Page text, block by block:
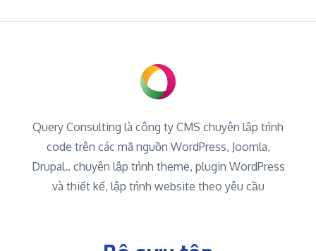
Query Consulting là công ty CMS chuyên lập trình
code trên các mã nguồn WordPress, Joomla,
Drupal.. chuyên lập trình theme, plugin WordPress
và thiết kế, lập trình website theo yêu cầu